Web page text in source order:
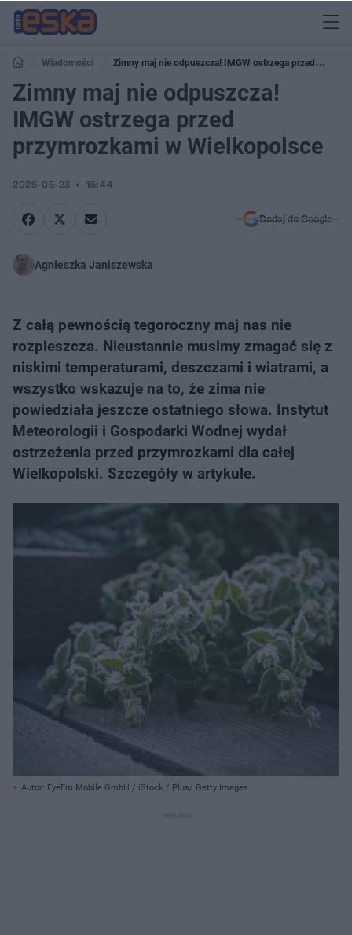
Wiadomości
Zimny maj nie odpuszcza! IMGW ostrzega przed
przymrozkami w Wielkopolsce
Zimny maj nie odpuszcza!
IMGW ostrzega przed
przymrozkami w Wielkopolsce
2025-05-23 15:44
Dodaj do Google
Agnieszka Janiszewska
Z całą pewnością tegoroczny maj nas nie
rozpieszcza. Nieustannie musimy zmagać się z
niskimi temperaturami, deszczami i wiatrami, a
wszystko wskazuje na to, że zima nie
powiedziała jeszcze ostatniego słowa. Instytut
Meteorologii i Gospodarki Wodnej wydał
ostrzeżenia przed przymrozkami dla całej
Wielkopolski. Szczegóły w artykule.
Autor: EyeEm Mobile GmbH / iStock / Plus/ Getty Images